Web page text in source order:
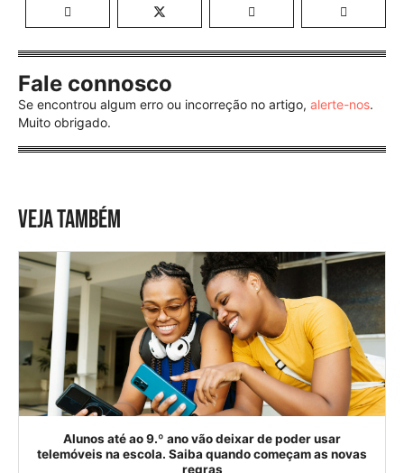
Fale connosco
Se encontrou algum erro ou incorreção no artigo, alerte-nos.
Muito obrigado.
VEJA TAMBÉM
Alunos até ao 9.º ano vão deixar de poder usar
telemóveis na escola. Saiba quando começam as novas
regras